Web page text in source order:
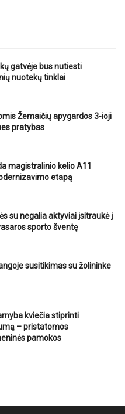
gatvėje bus nutiesti
nuotekų tinklai
Žemaičių apygardos 3-ioji
pratybas
magistralinio kelio A11
etapą
su negalia aktyviai įsitraukė į
sporto šventę
susitikimas su žolininke
kviečia stiprinti
– pristatomos
pamokos